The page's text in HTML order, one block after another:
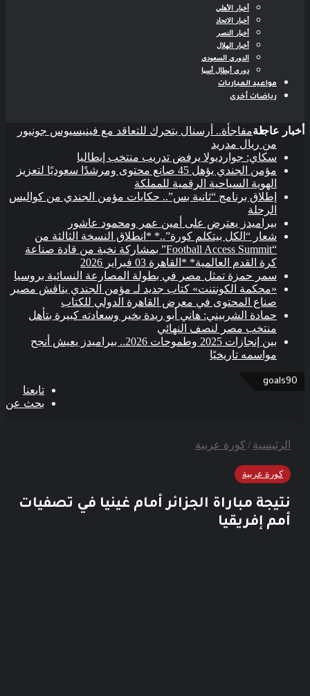
أخبار الأهلي
أخبار الاتحاد
أخبار النصر
أخبار الهلال
الدوري السعودي
دوري أبطال أسيا
مواعيد المباريات
رياضات أخرى
عاجلةمفاجأة.. أرسنال يتحرك للتعاقد مع فينيسيوس جونيور
من ريال مدريد
سكاي: جوارديولا يرفض تدريب منتخب إيطاليا
مؤمن الجندي يؤهل 45 صانع محتوى ومرشدًا سعوديًا لتعزيز
الهوية السياحية الرقمية للمملكة
إطلاق برنامج “ثانية بس”.. حكايات مؤمن الجندي من كواليس
الرحلة
بيراميدز يعترض على أمين عمر ومحمود عاشور
شعار “الكل بيتكلم كورة”..* *انطلاق النسخة الثالثة من
“Football Access Summit” بمشاركة نخبة من قادة صناعة
كرة القدم العالمية* *القاهرة 03 فبراير 2026
سمر حمزة تمثل مصر في بطولة المصارعة النسائية بروسيا
«محكمة الكونتنت» كتاب جديد لـ مؤمن الجندي يناقش مصير
صناع المحتوى في معرض القاهرة الدولي للكتاب
حمادة الشربيني: هاني أبو ريدة بخير وسعادته كبيرة بتأهل
منتخب مصر لنصف النهائي
بين إنجازات 2025 وطموحات 2026.. بيراميدز يعيش أنجح
مواسمه تاريخيًا
تابعنا
بحث عن
/كورة عربية
كورة عربية
مباراة الجزائر أمام غينيا في تصفيات
إفريقيا
انستقرام